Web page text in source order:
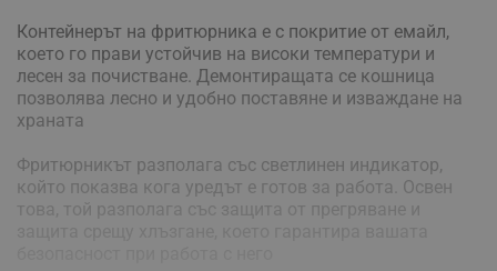
Контейнерът на фритюрника е с покритие от емайл,
което го прави устойчив на високи температури и
лесен за почистване. Демонтиращата се кошница
позволява лесно и удобно поставяне и изваждане на
храната
Фритюрникът разполага със светлинен индикатор,
който показва кога уредът е готов за работа. Освен
това, той разполага със защита от прегряване и